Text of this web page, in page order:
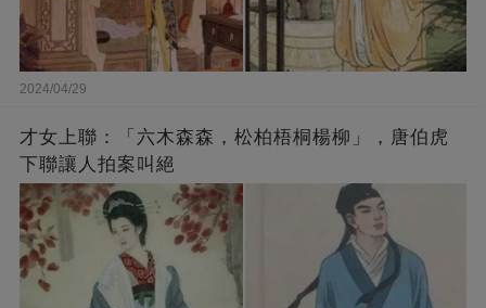
2024/04/29
才女上聯：「六木森森，松柏梧桐楊柳」，唐伯虎
下聯讓人拍案叫絕